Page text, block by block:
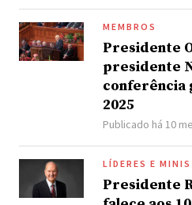
MEMBROS
Presidente
presidente
conferência
2025
Publicado há 10
LÍDERES E
Presidente